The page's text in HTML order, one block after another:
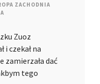
ZACHODNIA
Zuoz
i czekał na
zamierzała dać
tego